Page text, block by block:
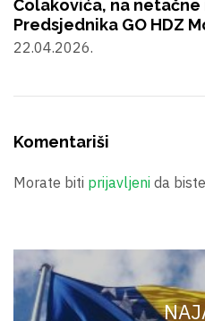
Čolakovića, na
Predsjednika GO HDZ
22.04.2026.
Komentariši
Morate biti prijavljeni da